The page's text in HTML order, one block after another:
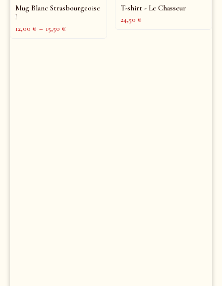
Mug Blanc Strasbourgeoise
!
12,00 € – 15,50 €
T-shirt - Le Chasseur
24,50 €